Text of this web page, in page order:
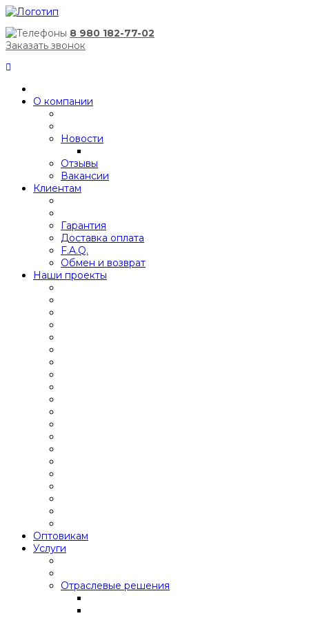
8 980 182-77-02
Заказать звонок
О компании
Новости
Отзывы
Вакансии
Клиентам
Гарантия
Доставка оплата
F.A.Q.
Обмен и возврат
Наши проекты
Оптовикам
Услуги
Отраслевые решения